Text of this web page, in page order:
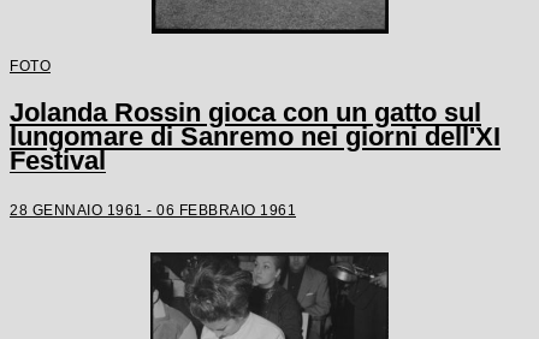
FOTO
Jolanda Rossin gioca con un gatto sul
lungomare di Sanremo nei giorni dell'XI
Festival
28 GENNAIO 1961 - 06 FEBBRAIO 1961